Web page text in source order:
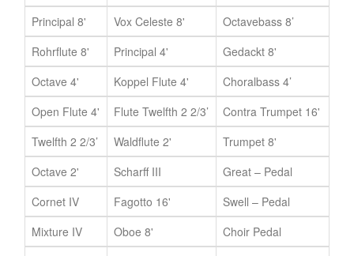
Principal 8'
Vox Celeste 8'
Octavebass 8’
Rohrflute 8'
Principal 4'
Gedackt 8'
Octave 4'
Koppel Flute 4'
Choralbass 4’
Open Flute 4'
Flute Twelfth 2 2/3’
Contra Trumpet 16'
Twelfth 2 2/3’
Waldflute 2'
Trumpet 8'
Octave 2'
Scharff III
Great – Pedal
Cornet IV
Fagotto 16'
Swell – Pedal
Mixture IV
Oboe 8'
Choir Pedal